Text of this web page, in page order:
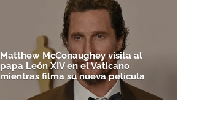
Matthew McConaughey visita al
papa León XIV en el Vaticano
mientras filma su nueva película